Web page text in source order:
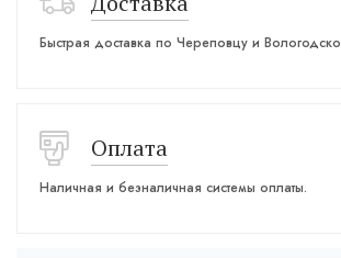
Быстрая доставка по Череповцу и
Оплата
Наличная и безналичная системы оплаты.